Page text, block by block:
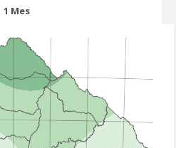
1 Mes